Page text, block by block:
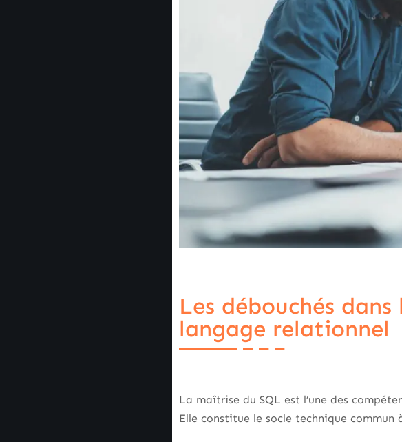
Les débouchés
langage relationnel
La maîtrise du SQL est l’une des
Elle constitue le socle technique